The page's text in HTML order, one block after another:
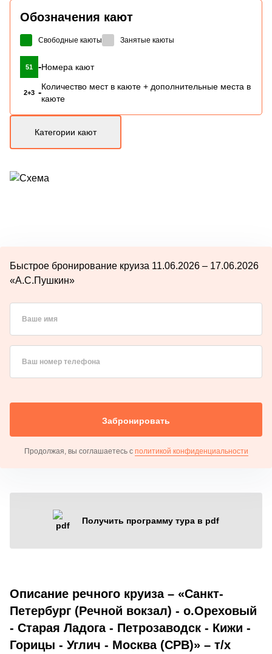
Обозначения кают
Свободные каюты Занятые каюты
51 -Номера кают
2+3 -
Количество мест в каюте + дополнительные места в
каюте
Категории кают
Быстрое бронирование круиза 11.06.2026 – 17.06.2026
«А.С.Пушкин»
Ваше имя
Ваш номер телефона
Забронировать
Продолжая, вы соглашаетесь с политикой конфиденциальности
Получить программу тура в pdf
Описание речного круиза – «Санкт-
Петербург (Речной вокзал) - о.Ореховый
- Старая Ладога - Петрозаводск - Кижи -
Горицы - Углич - Москва (СРВ)» – т/х